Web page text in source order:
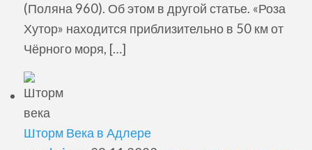
(Поляна 960). Об этом в другой статье. «Роза
Хутор» находится приблизительно в 50 км от
Чёрного моря, […]
Шторм Века в Адлере